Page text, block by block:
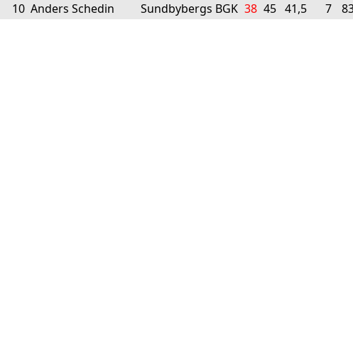
10 Anders Schedin Sundbybergs BGK 38 45 41,5 7